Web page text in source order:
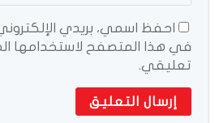
احفظ اسمي، بريدي
في هذا المتصفح لاستخدامها
تعليقي.